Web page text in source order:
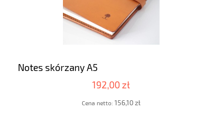
Notes skórzany A5
192,00 zł
Cena netto: 156,10 zł